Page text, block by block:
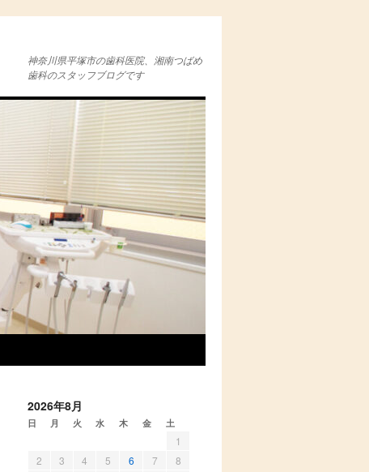
神奈川県平塚市の歯科医院、湘南つばめ
歯科のスタッフブログです
2026年8月
日 月 火 水 木 金 土
1
2
3 4 5 6 7
8